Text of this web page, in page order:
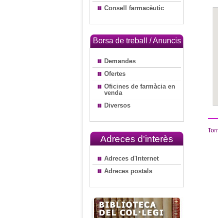
Consell farmacèutic
Borsa de treball / Anuncis
Demandes
Ofertes
Oficines de farmàcia en
venda
Diversos
Adreces d'interès
Adreces d'Internet
Adreces postals